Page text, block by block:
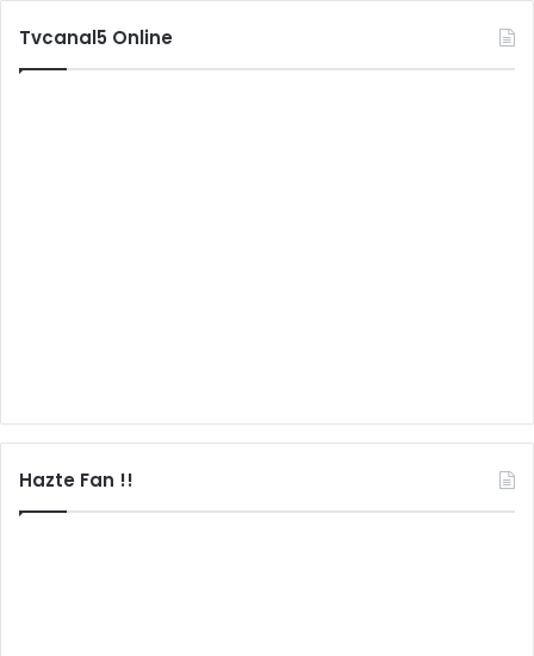
Tvcanal5 Online
Hazte Fan !!